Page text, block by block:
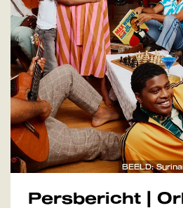
BEELD:
Persbericht |